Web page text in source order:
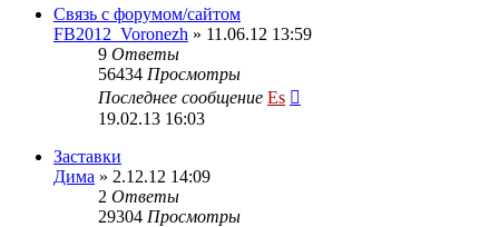
Cвязь с форумом/сайтом
FB2012_Voronezh » 11.06.12 13:59
9 Ответы
56434 Просмотры
Последнее сообщение Es
19.02.13 16:03
Заставки
Дима » 2.12.12 14:09
2 Ответы
29304 Просмотры